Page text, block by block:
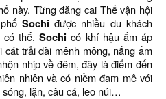
này. Từng đăng cai Thế vận hội
Sochiđược nhiều du khách
có thế,Sochi có khí hậu ấm áp
trải dài mênh mông, nắng ấm
nhịp về đêm, đây là điểm đến
nhiên và có niềm đam mê với
lặn, câu cá, leo núi…